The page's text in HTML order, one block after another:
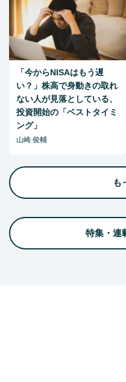
「今からNISAはもう遅
い？」株高で身動きの取れ
ない人が見落としている、
投資開始の「ベストタイミ
ング」
山崎 俊輔
も
特集・連